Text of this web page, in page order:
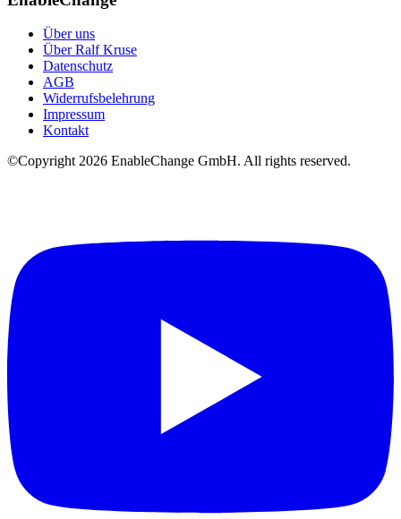
Über uns
Über Ralf Kruse
Datenschutz
AGB
Widerrufsbelehrung
Impressum
Kontakt
©Copyright 2026 EnableChange GmbH. All rights reserved.